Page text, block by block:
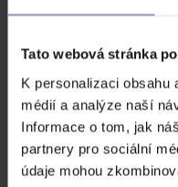
Tato webová stránka
K personalizaci
médií a analýze naší
Informace o tom, jak
partnery pro sociální
údaje mohou
Anděl Páně 2
DVD
Skladem